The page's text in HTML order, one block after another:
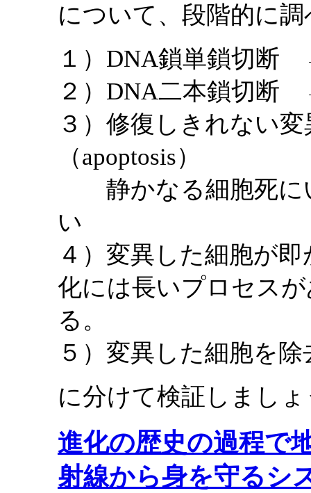
について、段階的に
１）DNA鎖単鎖切
２）DNA二本鎖切
３）修復しきれな
（apoptosis）
静かなる細胞死に
い
４）変異した細胞が
化には長いプロセス
る。
５）変異した細胞を
に分けて検証しまし
進化の歴史の過程で
射線から身を守るシ